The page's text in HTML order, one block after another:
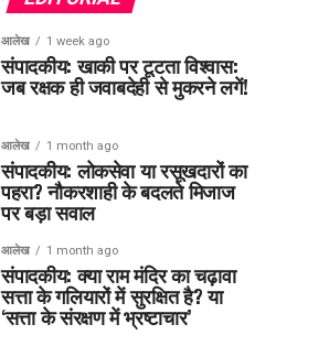
आलेख 1 week ago
संपादकीय: खाकी पर टूटता विश्वास:
जब रक्षक ही जवाबदेही से मुकरने लगें!
आलेख 1 month ago
संपादकीय: लोकसेवा या रसूखदारों का
पहरा? नौकरशाही के बदलते मिजाज
पर बड़ा सवाल
आलेख 1 month ago
संपादकीय: क्या राम मंदिर का चढ़ावा
सत्ता के गलियारों में सुरक्षित है? या
‘सत्ता के संरक्षण में भ्रष्टाचार’